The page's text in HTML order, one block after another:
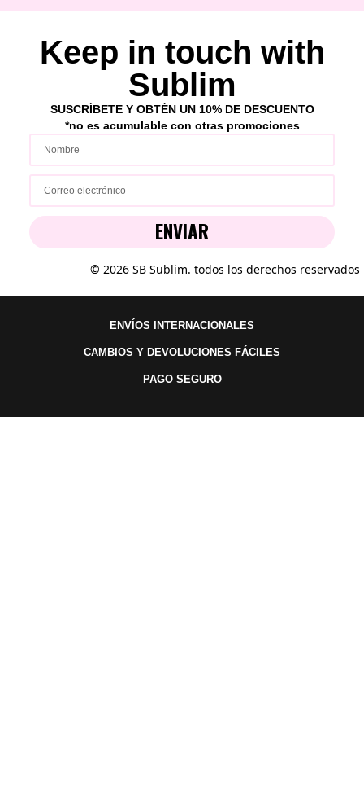
Keep in touch with
Sublim
SUSCRÍBETE Y OBTÉN UN 10% DE DESCUENTO
*no es acumulable con otras promociones
ENVIAR
© 2026 SB Sublim. todos los derechos reservados
ENVÍOS INTERNACIONALES
CAMBIOS Y DEVOLUCIONES FÁCILES
PAGO SEGURO